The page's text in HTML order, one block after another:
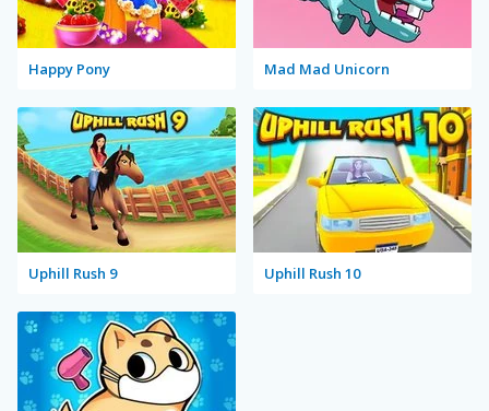
Happy Pony Mad Mad Unicorn
Uphill Rush 9 Uphill Rush 10